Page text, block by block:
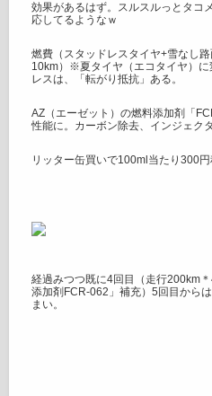
効果があるはず。スルスルっとタコ
応してるようなｗ
燃費（スタッドレスタイヤ+雪なし
10km）※夏タイヤ（エコタイヤ）
レスは、「転がり抵抗」ある。
AZ（エーゼット）の燃料添加剤「
性能に。カーボン除去、インジェク
リッター缶買いで100ml当たり300円
経過みつつ既に4回目（走行200km
添加剤FCR-062」補充）5回目から
まい。